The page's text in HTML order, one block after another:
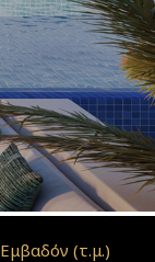
Εμβαδόν (τ.μ.)